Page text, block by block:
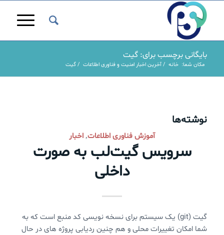
بایگانی برچسب برای: گیت
مکان شما: خانه / آخرین اخبار امنیت و فناوری اطلاعات / گیت
نوشته‌ها
آموزش فناوری اطلاعات, اخبار
سرویس گیت‌لب به صورت
داخلی
گیت (git) یک سیستم برای نسخه نویسی کد منبع است که به
شما امکان تغییرات محلی و هم چنین ردیابی پروژه های در حال